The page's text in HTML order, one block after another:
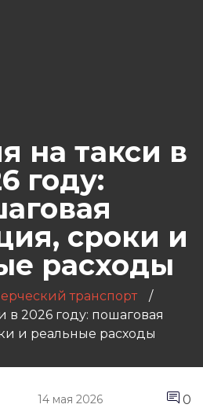
на такси в
году:
сроки и
расходы
транспорт
в 2026 году: пошаговая
и реальные расходы
14 мая 2026 0